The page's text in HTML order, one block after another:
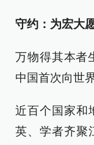
守约：为宏大
万物得其本者
中国首次向世
近百个国家和
英、学者齐聚